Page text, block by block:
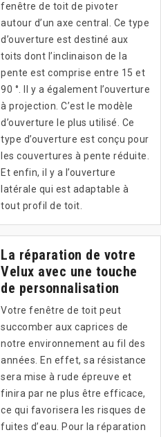
fenêtre de toit de pivoter
autour d’un axe central. Ce type
d’ouverture est destiné aux
toits dont l’inclinaison de la
pente est comprise entre 15 et
90 °. Il y a également l’ouverture
à projection. C’est le modèle
d’ouverture le plus utilisé. Ce
type d’ouverture est conçu pour
les couvertures à pente réduite.
Et enfin, il y a l’ouverture
latérale qui est adaptable à
tout profil de toit.
La réparation de votre
Velux avec une touche
de personnalisation
Votre fenêtre de toit peut
succomber aux caprices de
notre environnement au fil des
années. En effet, sa résistance
sera mise à rude épreuve et
finira par ne plus être efficace,
ce qui favorisera les risques de
fuites d’eau. Pour la réparation